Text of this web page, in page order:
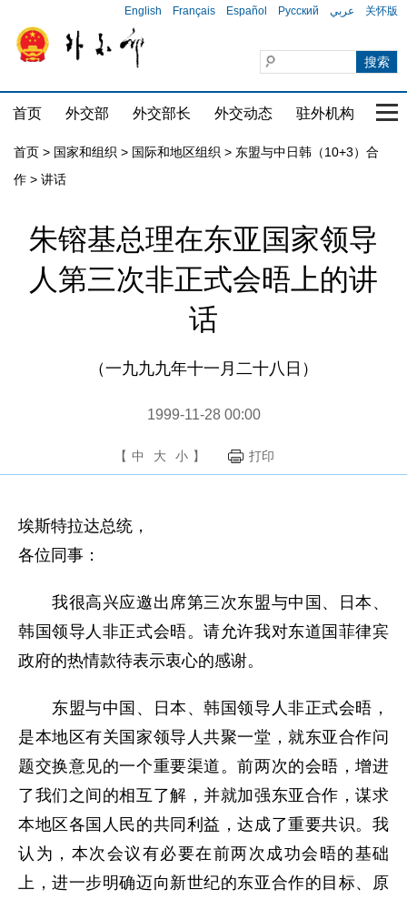
English Français Español Русский عربي 关怀版
首页 外交部 外交部长 外交动态 驻外机构 国
首页 > 国家和组织 > 国际和地区组织 > 东盟与中日韩（10+3）合
作 > 讲话
朱镕基总理在东亚国家领导
人第三次非正式会晤上的讲
话
（一九九九年十一月二十八日）
1999-11-28 00:00
【 中 大 小 】 打印
埃斯特拉达总统，
各位同事：
我很高兴应邀出席第三次东盟与中国、日本、
韩国领导人非正式会晤。请允许我对东道国菲律宾
政府的热情款待表示衷心的感谢。
东盟与中国、日本、韩国领导人非正式会晤，
是本地区有关国家领导人共聚一堂，就东亚合作问
题交换意见的一个重要渠道。前两次的会晤，增进
了我们之间的相互了解，并就加强东亚合作，谋求
本地区各国人民的共同利益，达成了重要共识。我
认为，本次会议有必要在前两次成功会晤的基础
上，进一步明确迈向新世纪的东亚合作的目标、原